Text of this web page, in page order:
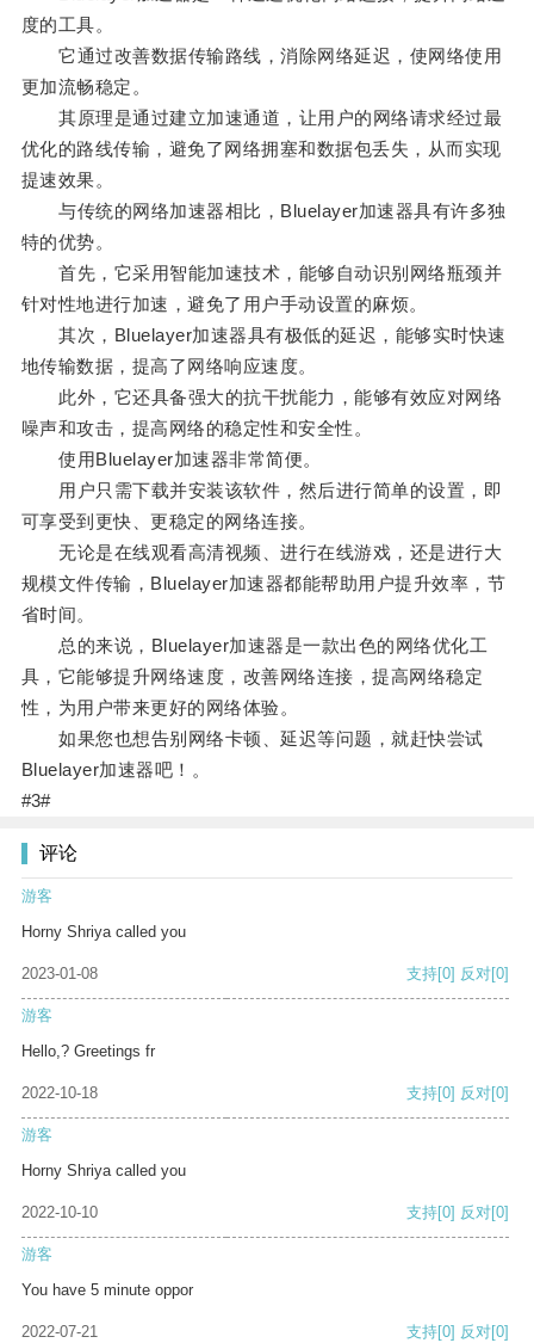
度的工具。
它通过改善数据传输路线，消除网络延迟，使网络使用
更加流畅稳定。
其原理是通过建立加速通道，让用户的网络请求经过最
优化的路线传输，避免了网络拥塞和数据包丢失，从而实现
提速效果。
与传统的网络加速器相比，Bluelayer加速器具有许多独
特的优势。
首先，它采用智能加速技术，能够自动识别网络瓶颈并
针对性地进行加速，避免了用户手动设置的麻烦。
其次，Bluelayer加速器具有极低的延迟，能够实时快速
地传输数据，提高了网络响应速度。
此外，它还具备强大的抗干扰能力，能够有效应对网络
噪声和攻击，提高网络的稳定性和安全性。
使用Bluelayer加速器非常简便。
用户只需下载并安装该软件，然后进行简单的设置，即
可享受到更快、更稳定的网络连接。
无论是在线观看高清视频、进行在线游戏，还是进行大
规模文件传输，Bluelayer加速器都能帮助用户提升效率，节
省时间。
总的来说，Bluelayer加速器是一款出色的网络优化工
具，它能够提升网络速度，改善网络连接，提高网络稳定
性，为用户带来更好的网络体验。
如果您也想告别网络卡顿、延迟等问题，就赶快尝试
Bluelayer加速器吧！。
#3#
评论
游客
Horny Shriya called you
2023-01-08 支持[0] 反对[0]
游客
Hello,? Greetings fr
2022-10-18 支持[0] 反对[0]
游客
Horny Shriya called you
2022-10-10 支持[0] 反对[0]
游客
You have 5 minute oppor
2022-07-21 支持[0] 反对[0]